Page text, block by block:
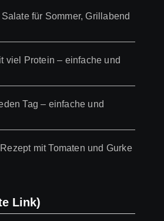
für Sommer, Grillabend
viel Protein – einfache und
Tag – einfache und
mit Tomaten und Gurke
Link)